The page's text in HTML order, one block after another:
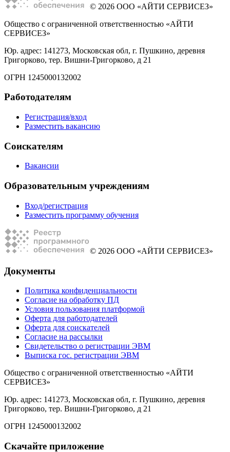
© 2026 ООО «АЙТИ СЕРВИСЕЗ»
Общество с ограниченной ответственностью «АЙТИ
СЕРВИСЕЗ»
Юр. адрес: 141273, Московская обл, г. Пушкино, деревня
Григорково, тер. Вишни-Григорково, д 21
ОГРН 1245000132002
Работодателям
Регистрация/вход
Разместить вакансию
Соискателям
Вакансии
Образовательным учреждениям
Вход/регистрация
Разместить программу обучения
© 2026 ООО «АЙТИ СЕРВИСЕЗ»
Документы
Политика конфиденциальности
Согласие на обработку ПД
Условия пользования платформой
Оферта для работодателей
Оферта для соискателей
Согласие на рассылки
Свидетельство о регистрации ЭВМ
Выписка гос. регистрации ЭВМ
Общество с ограниченной ответственностью «АЙТИ
СЕРВИСЕЗ»
Юр. адрес: 141273, Московская обл, г. Пушкино, деревня
Григорково, тер. Вишни-Григорково, д 21
ОГРН 1245000132002
Скачайте приложение